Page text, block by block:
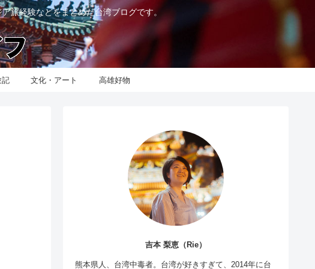
旅経験などをまとめた台湾ブログです。
記 文化・アート 高雄好物
吉本 梨恵（Rie）
熊本県人、台湾中毒者。台湾が好きすぎて、2014年に台